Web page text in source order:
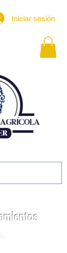
Iniciar sesión